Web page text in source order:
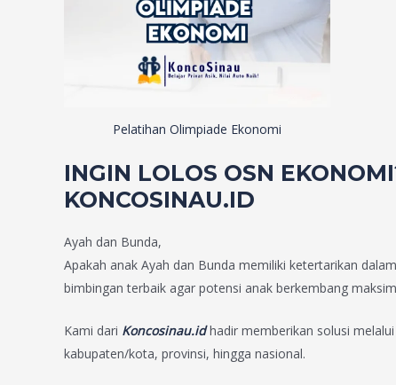
Pelatihan Olimpiade Ekonomi
INGIN LOLOS OSN
KONCOSINAU.ID
Ayah dan Bunda,
Apakah anak Ayah dan Bunda memiliki ketertarikan
bimbingan terbaik agar potensi anak berkembang
Kami dari Koncosinau.idhadir memberikan solusi
kabupaten/kota, provinsi, hingga nasional.